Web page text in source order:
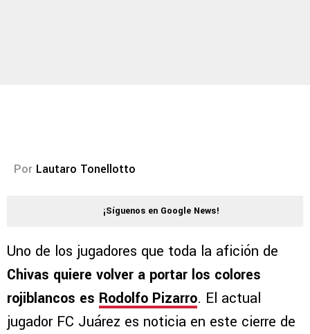
Por Lautaro Tonellotto
¡Síguenos en Google News!
Uno de los jugadores que toda la afición de
Chivas quiere volver a portar los colores
rojiblancos es Rodolfo Pizarro. El actual
jugador FC Juárez es noticia en este cierre de